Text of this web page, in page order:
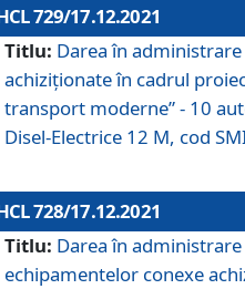
729/17.12.2021
Titlu: Darea în
achiziționate în cadrul
transport moderne” - 10
Disel-Electrice 12 M, cod
728/17.12.2021
Titlu: Darea în
echipamentelor conexe